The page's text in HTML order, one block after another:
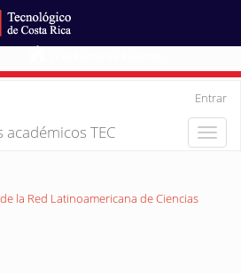
Entrar
Toggle
TEC
la Red Latinoamericana de Ciencias